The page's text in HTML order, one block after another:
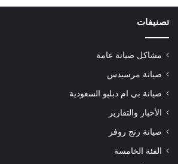
تصنيفات
مشاكل صيانة عامة
صيانة مرسيدس
صيانة بي ام دبليو السعودية
الأخبار والتقارير
صيانة رنج روفر
الفئة الخامسة